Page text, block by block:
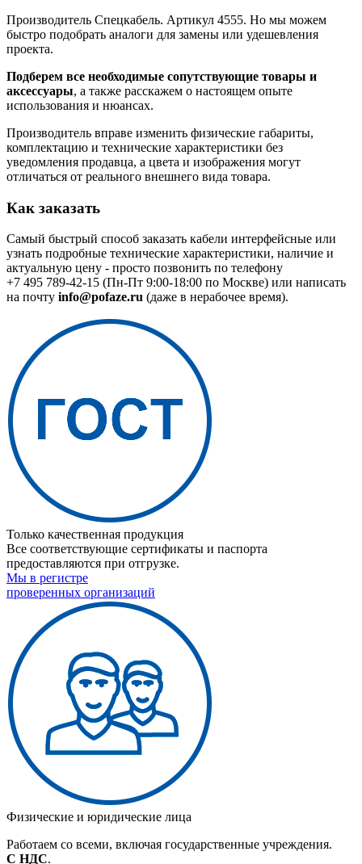
Производитель Спецкабель. Артикул 4555. Но мы можем
быстро подобрать аналоги для замены или удешевления
проекта.
Подберем все необходимые сопутствующие товары и
аксессуары, а также расскажем о настоящем опыте
использования и нюансах.
Производитель вправе изменить физические габариты,
комплектацию и технические характеристики без
уведомления продавца, а цвета и изображения могут
отличаться от реального внешнего вида товара.
Как заказать
Самый быстрый способ заказать кабели интерфейсные или
узнать подробные технические характеристики, наличие и
актуальную цену - просто позвонить по телефону
+7 495 789-42-15 (Пн-Пт 9:00-18:00 по Москве) или написать
на почту info@pofaze.ru (даже в нерабочее время).
Только качественная продукция
Все соответствующие сертификаты и паспорта
предоставляются при отгрузке.
Мы в регистре
проверенных организаций
Физические и юридические лица
Работаем со всеми, включая государственные учреждения.
С НДС.